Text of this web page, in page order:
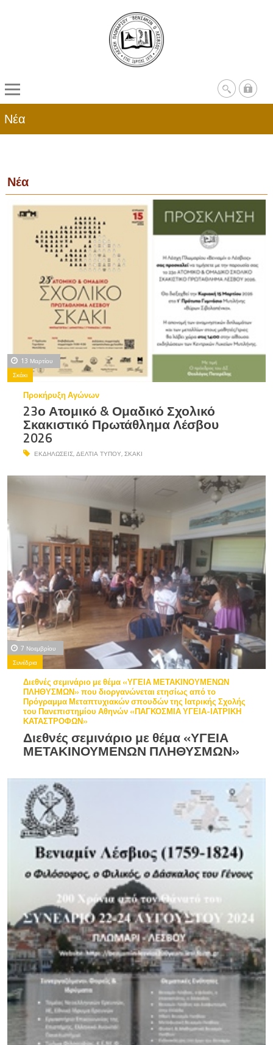
Νέα
Νέα
13 Μαρτίου
Σκάκι
Προκήρυξη Αγώνων
23ο Ατομικό & Ομαδικό Σχολικό
Σκακιστικό Πρωτάθλημα Λέσβου
2026
ΕΚΔΗΛΏΣΕΙΣ, ΔΕΛΤΊΑ ΤΎΠΟΥ ΣΚΆΚΙ
7 Νοεμβρίου
Συνέδρια
Διεθνές σεμινάριο με θέμα «ΥΓΕΙΑ ΜΕΤΑΚΙΝΟΥΜΕΝΩΝ
ΠΛΗΘΥΣΜΩΝ» που διοργανώνεται ετησίως από το
Πρόγραμμα Μεταπτυχιακών σπουδών της Ιατρικής Σχολής
του Πανεπιστημίου Αθηνών «ΠΑΓΚΟΣΜΙΑ ΥΓΕΙΑ-ΙΑΤΡΙΚΗ
ΚΑΤΑΣΤΡΟΦΩΝ»
Διεθνές σεμινάριο με θέμα «ΥΓΕΙΑ
ΜΕΤΑΚΙΝΟΥΜΕΝΩΝ ΠΛΗΘΥΣΜΩΝ»